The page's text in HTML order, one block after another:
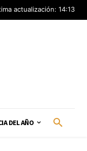
actualización: 14:13
DEL AÑO